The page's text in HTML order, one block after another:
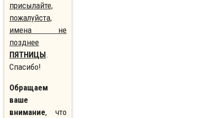
присылайте,
пожалуйста,
имена не
позднее
ПЯТНИЦЫ.
Спасибо!
Обращаем
ваше
внимание, что